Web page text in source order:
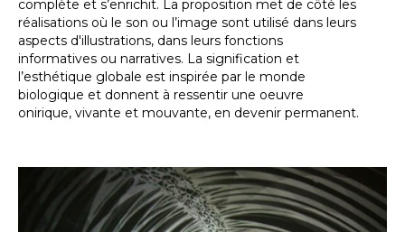
complète et s’enrichit. La proposition met de côté les
réalisations où le son ou l’image sont utilisé dans leurs
aspects d'illustrations, dans leurs fonctions
informatives ou narratives. La signification et
l’esthétique globale est inspirée par le monde
biologique et donnent à ressentir une oeuvre
onirique, vivante et mouvante, en devenir permanent.